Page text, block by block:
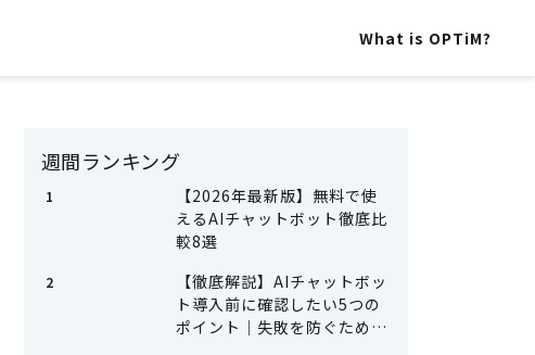
What is OPTiM?
週間ランキング
【2026年最新版】無料で使
えるAIチャットボット徹底比
較8選
【徹底解説】AIチャットボッ
ト導入前に確認したい5つの
ポイント｜失敗を防ぐための